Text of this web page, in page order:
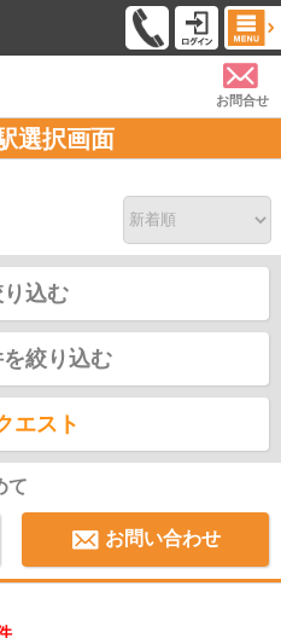
お問合せ
選択画面
込む
絞り込む
エスト
て
お問い合わせ